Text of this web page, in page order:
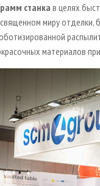
станка в целях
миру отделки,
материалов